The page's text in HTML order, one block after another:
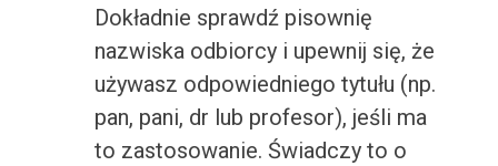
Dokładnie sprawdź pisownię
nazwiska odbiorcy i upewnij się, że
używasz odpowiedniego tytułu (np.
pan, pani, dr lub profesor), jeśli ma
to zastosowanie. Świadczy to o